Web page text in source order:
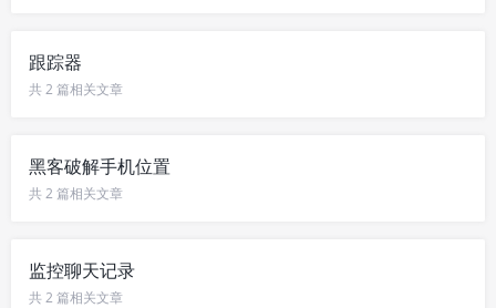
跟踪器
共 2 篇相关文章
黑客破解手机位置
共 2 篇相关文章
监控聊天记录
共 2 篇相关文章